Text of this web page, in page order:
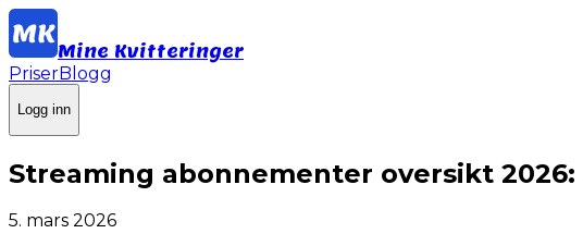
Mine Kvitteringer
PriserBlogg
Logg inn
Streaming abonnementer oversikt 2026:
5. mars 2026